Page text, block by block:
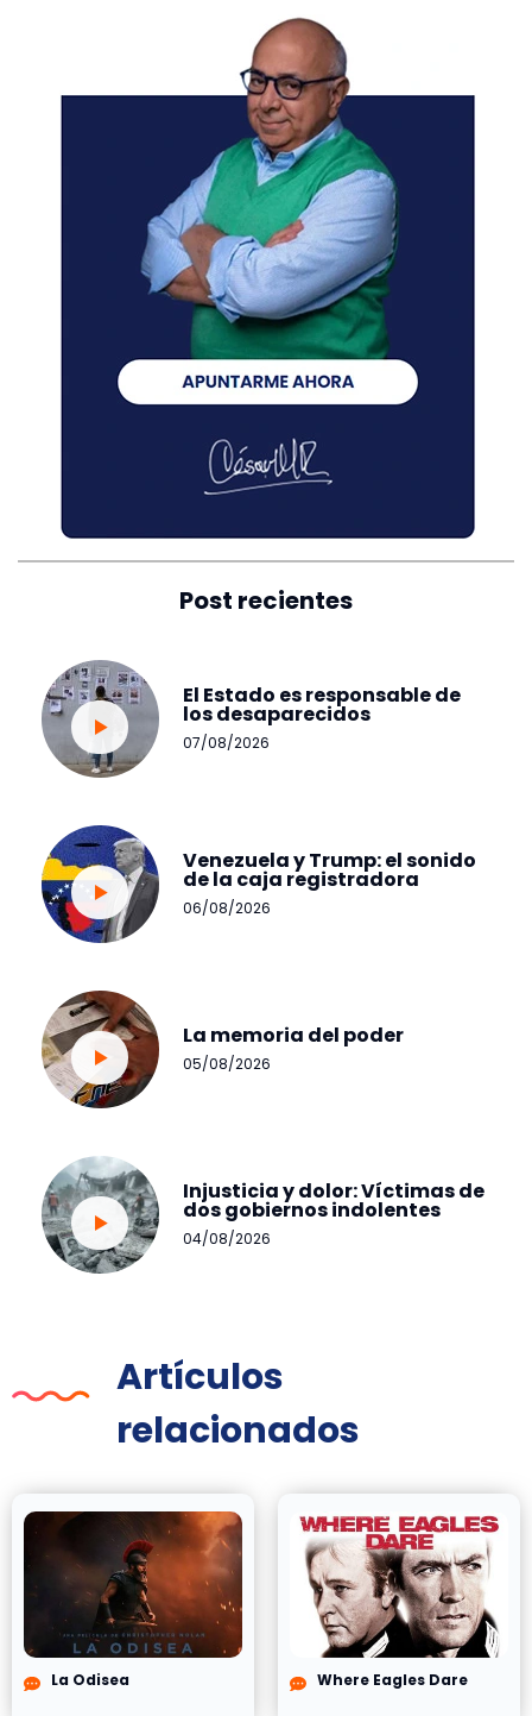
Post recientes
El Estado es responsable de
los desaparecidos
07/08/2026
Venezuela y Trump: el sonido
de la caja registradora
06/08/2026
La memoria del poder
05/08/2026
Injusticia y dolor: Víctimas de
dos gobiernos indolentes
04/08/2026
Artículos
relacionados
La Odisea Where Eagles Dare